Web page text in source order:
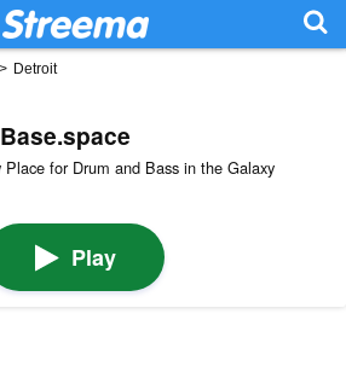
> Detroit
Place for Drum and Bass in the Galaxy
Play